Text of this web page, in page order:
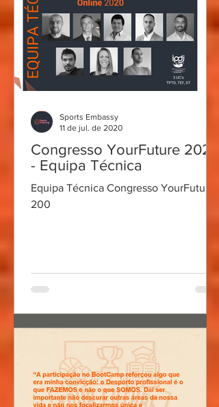
Congresso YourFuture 2020
- Equipa Técnica
Equipa Técnica Congresso YourFuture
200
Sports Embassy
11 de jul. de 2020